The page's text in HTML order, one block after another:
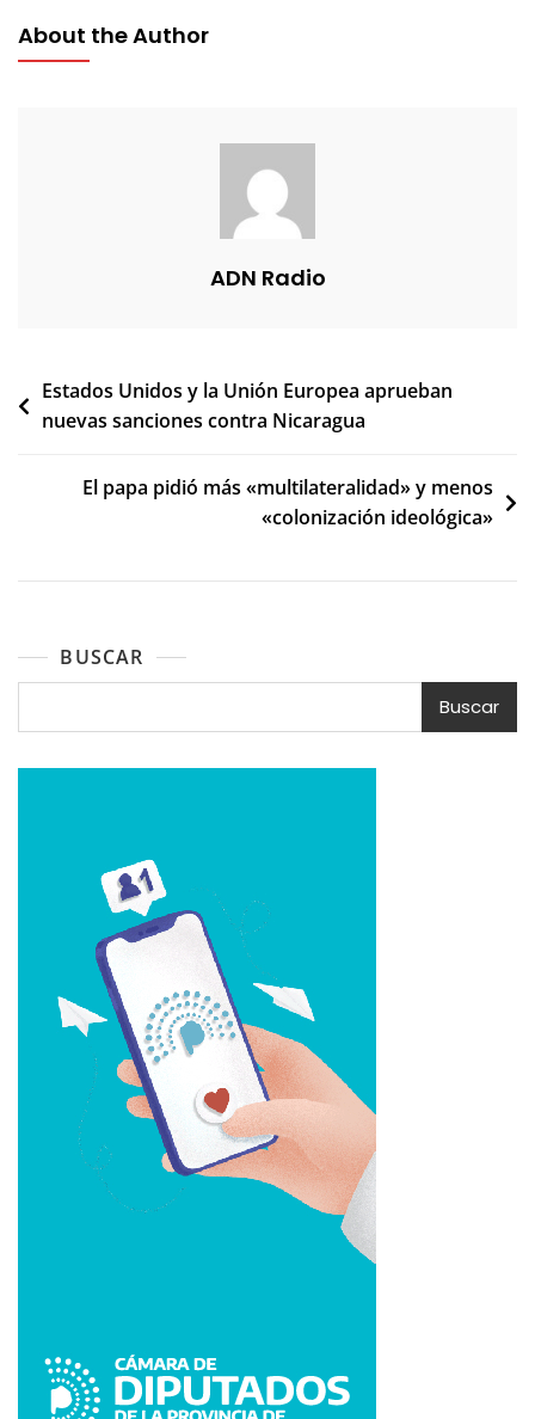
About the Author
ADN Radio
Navegación
de
Estados Unidos y la Unión Europea aprueban
nuevas sanciones contra Nicaragua
El papa pidió más «multilateralidad» y menos
«colonización ideológica»
BUSCAR
Buscar